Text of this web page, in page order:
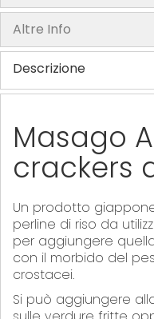
Altre Info
Descrizione
Masago
crackers
Un prodotto
perline di riso da
per aggiungere
con il morbido del
crostacei.
Si può aggiungere